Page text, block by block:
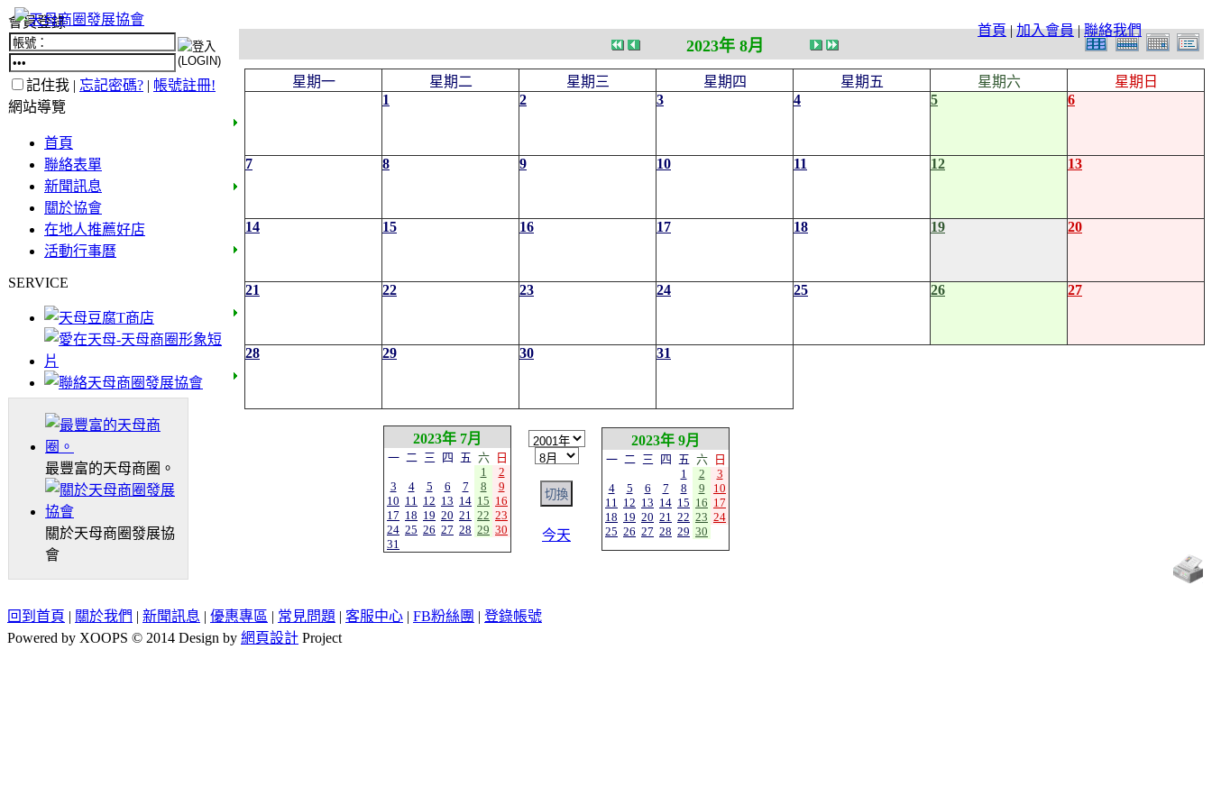
首頁|加入會員|聯絡我們
會員登錄
記住我 | 忘記密碼? | 帳號註冊!
網站導覽
首頁
聯絡表單
新聞訊息
關於協會
在地人推薦好店
活動行事曆
SERVICE
最豐富的天母商圈。
關於天母商圈發展協
會
2023年 8月
星期一 星期二 星期三 星期四 星期五 星期六
星期日
1
2 3 4 5 6
7 8 9 10 11 12 13
14 15 16 17 18 19 20
21 22 23 24 25 26 27
28 29 30 31
2023年 7月
一 二 三 四 五 六
日
1
2
3
4 5 6 7 8
9
10 11 12 13 14 15 16
17 18 19 20 21 22 23
24 25 26 27 28 29 30
31
今天
2023年 9月
一 二 三 四 五 六
日
1
2
3
4
5 6 7 8 9
10
11 12 13 14 15 16 17
18 19 20 21 22 23 24
25 26 27 28 29 30
回到首頁 | 關於我們 | 新聞訊息 | 優惠專區 | 常見問題 | 客服中心 | FB粉絲團 | 登錄帳號
Powered by XOOPS © 2014 Design by 網頁設計 Project